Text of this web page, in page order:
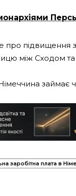
підвищення
між Сходом
займає
заробітна плата в